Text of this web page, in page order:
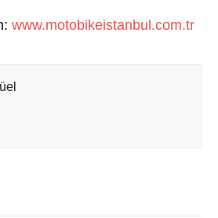
www.motobikeistanbul.com.tr